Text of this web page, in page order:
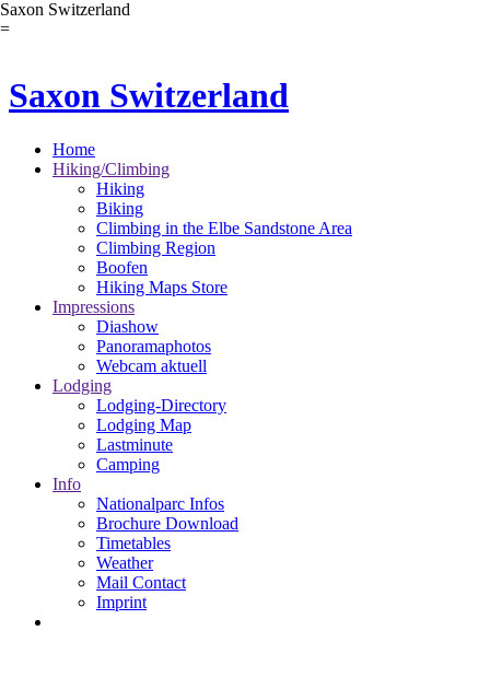
Saxon Switzerland
=
Saxon Switzerland
Home
Hiking/Climbing
Hiking
Biking
Climbing in the Elbe Sandstone Area
Climbing Region
Boofen
Hiking Maps Store
Impressions
Diashow
Panoramaphotos
Webcam aktuell
Lodging
Lodging-Directory
Lodging Map
Lastminute
Camping
Info
Nationalparc Infos
Brochure Download
Timetables
Weather
Mail Contact
Imprint